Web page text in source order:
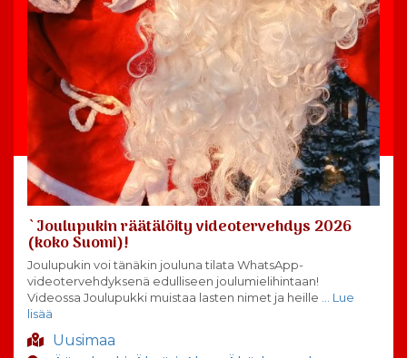
`Joulupukin räätälöity videotervehdys 2026
(koko Suomi)!
Joulupukin voi tänäkin jouluna tilata WhatsApp-
videotervehdyksenä edulliseen joulumielihintaan!
Videossa Joulupukki muistaa lasten nimet ja heille … Lue
lisää
Uusimaa